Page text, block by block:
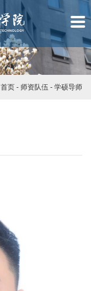
首页 - 师资队伍 - 学硕导师